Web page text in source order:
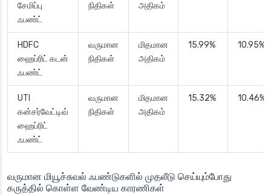
சேமிப்பு
ஃபண்ட்
நிதிகள்
அதிகம்
HDFC
ஹைப்ரிட் கடன்
ஃபண்ட்
வருமான
நிதிகள்
மிதமான
அதிகம்
15.99% 10.95%
UTI
கன்சர்வேட்டிவ்
ஹைப்ரிட்
ஃபண்ட்
வருமான
நிதிகள்
மிதமான
அதிகம்
15.32% 10.46%
வருமான மியூச்சுவல் ஃபண்டுகளில் முதலீடு செய்யும்போது
கருத்தில் கொள்ள வேண்டிய காரணிகள்